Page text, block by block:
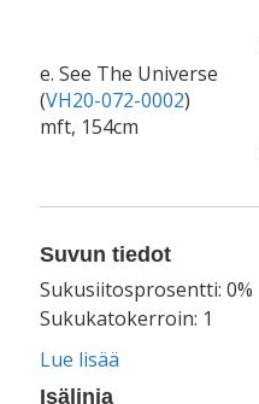
e. See The Universe
(VH20-072-0002)
mft, 154cm
Suvun tiedot
Sukusiitosprosentti: 0%
Sukukatokerroin: 1
Lue lisää
Isälinja